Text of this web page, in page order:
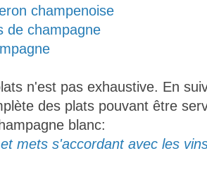
champenoise
de champagne
n'est pas exhaustive. En
des plats pouvant être
blanc:
mets s'accordant avec les